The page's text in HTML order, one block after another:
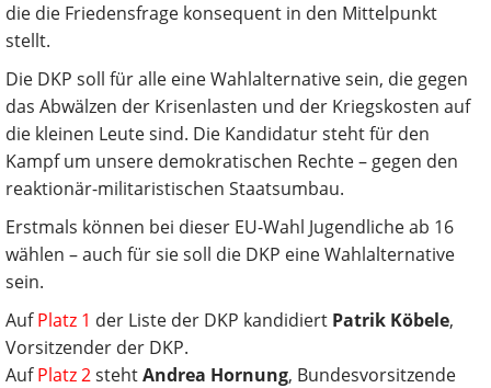
die die Friedensfrage konsequent in den Mittelpunkt
stellt.
Die DKP soll für alle eine Wahlalternative sein, die gegen
das Abwälzen der Krisenlasten und der Kriegskosten auf
die kleinen Leute sind. Die Kandidatur steht für den
Kampf um unsere demokratischen Rechte – gegen den
reaktionär-militaristischen Staatsumbau.
Erstmals können bei dieser EU-Wahl Jugendliche ab 16
wählen – auch für sie soll die DKP eine Wahlalternative
sein.
AufPlatz 1 der Liste der DKP kandidiert Patrik Köbele,
Vorsitzender der DKP.
AufPlatz 2stehtAndrea Hornung, Bundesvorsitzende